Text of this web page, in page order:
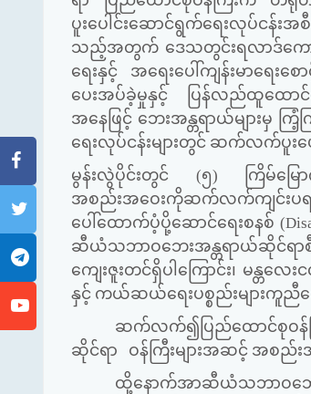
ပူးပေါင်းဆောင်ရွက်ရေးလုပ်င
သည့်အတွက် ဒေသတွင်းရလာဒ်ကောင်း
ရေးနှင့် အရေးပေါ်ကျန်းမာရေး
ပေးအပ်ခဲ့မှုနှင့် ပြန်လည်ထူထောင်ရ
အနေဖြင့် ဘေးအန္တရာယ်များမှ
ရေးလုပ်ငန်းများတွင် ဆက်လက်ပူး
မွန်းလွဲပိုင်းတွင် (၅) ကြိမ်မြေ
အစည်းအဝေးကိုဆက်လက်ကျင်းပရာ
ပေါ်ထောက်ပံ့ပို့ဆောင်ရေးစနစ် (
ဆီယံသဘာဝဘေးအန္တရာယ်ဆိုင်ရ
ကျေးဇူးတင်ရှိပါကြောင်း၊ မန္တလ
နှင့် ကယ်ဆယ်ရေးပစ္စည်းများကူညီထ
ဆက်လက်၍ပြည်ထောင်စုဝန်
ဆိုင်ရာ ဝန်ကြီးများအဆင့် အစ
ထို့နောက်အာဆီယံသဘာဝဘေ